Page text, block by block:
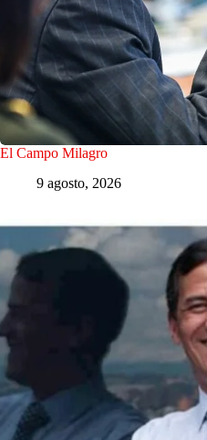
El Campo Milagro
9 agosto, 2026